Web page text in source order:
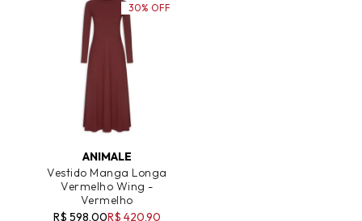
ADICIONAR AO CARRINHO
ANIMALE
Vestido Manga Longa
Vermelho Wing -
Vermelho
R$ 598,00R$ 420,90
30% OFF